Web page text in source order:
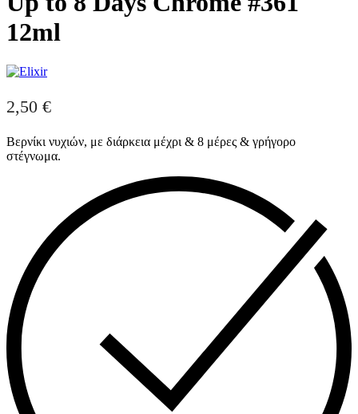
12ml
2,50 €
Βερνίκι νυχιών, με διάρκεια μέχρι & 8 μέρες & γρήγορο
στέγνωμα.